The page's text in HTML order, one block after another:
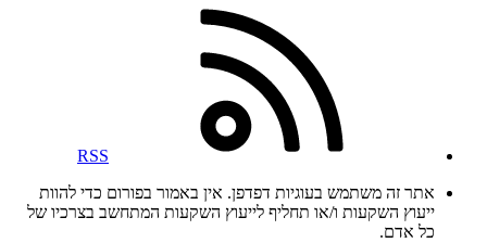
RSS
אתר זה משתמש בעוגיות דפדפן. אין באמור בפורום כדי להוות
ייעוץ השקעות ו/או תחליף לייעוץ השקעות המתחשב בצרכיו של
כל אדם.